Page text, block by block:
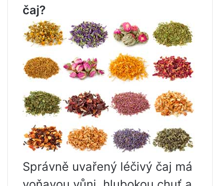
čaj?
Správně uvařený léčivý čaj má